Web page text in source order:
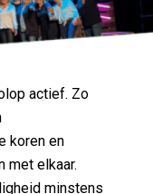
actief. Zo
koren en
met elkaar.
minstens